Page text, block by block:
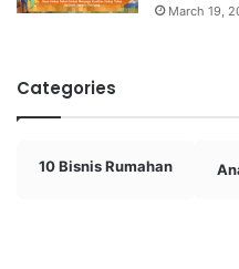
March 19,
Categories
10 Bisnis Rumahan